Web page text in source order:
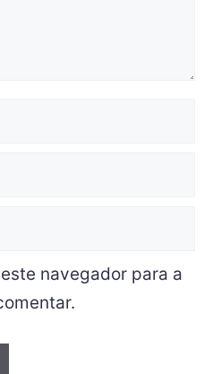
navegador para a